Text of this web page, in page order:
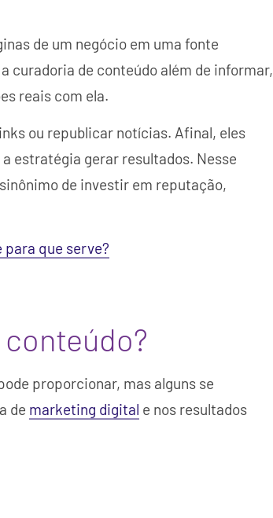
de um negócio em uma fonte
curadoria de conteúdo além de informar,
reais com ela.
ou republicar notícias. Afinal, eles
estratégia gerar resultados. Nesse
de investir em reputação,
para que serve?
proporcionar, mas alguns se
de marketing digital e nos resultados